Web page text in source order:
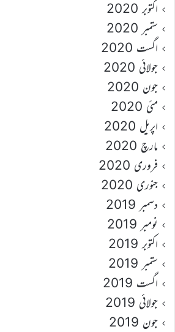
اکتوبر 2020
ستمبر 2020
اگست 2020
جولائی 2020
جون 2020
مئی 2020
اپریل 2020
مارچ 2020
فروری 2020
جنوری 2020
دسمبر 2019
نومبر 2019
اکتوبر 2019
ستمبر 2019
اگست 2019
جولائی 2019
جون 2019